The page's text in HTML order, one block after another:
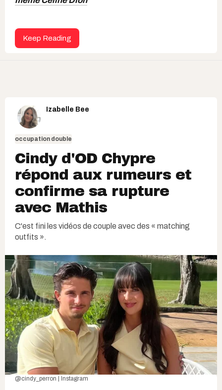
Keep Reading
Izabelle Bee
occupation double
Cindy d'OD Chypre
répond aux rumeurs et
confirme sa rupture
avec Mathis
C'est fini les vidéos de couple avec des « matching
outfits ».
@cindy_perron | Instagram